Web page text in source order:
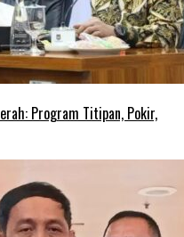
Program Titipan, Pokir,